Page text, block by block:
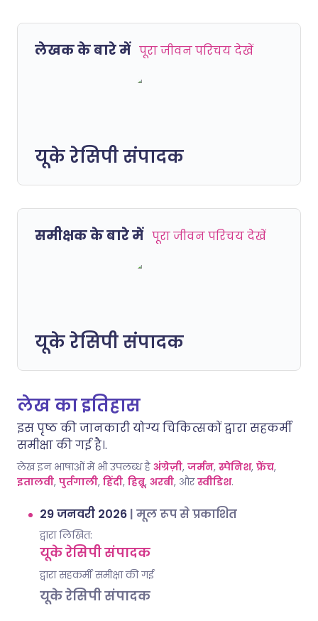
लेखक के बारे में पूरा जीवन परिचय देखें
यूके रेसिपी संपादक
समीक्षक के बारे में पूरा जीवन परिचय देखें
यूके रेसिपी संपादक
लेख का इतिहास
इस पृष्ठ की जानकारी योग्य चिकित्सकों द्वारा सहकर्मी
समीक्षा की गई है।.
लेख इन भाषाओं में भी उपलब्ध है अंग्रेज़ी, जर्मन, स्पेनिश, फ्रेंच,
इतालवी, पुर्तगाली, हिंदी, हिब्रू, अरबी, औरस्वीडिश.
29 जनवरी 2026 | मूल रूप से प्रकाशित
द्वारा लिखित:
यूके रेसिपी संपादक
द्वारा सहकर्मी समीक्षा की गई
यूके रेसिपी संपादक